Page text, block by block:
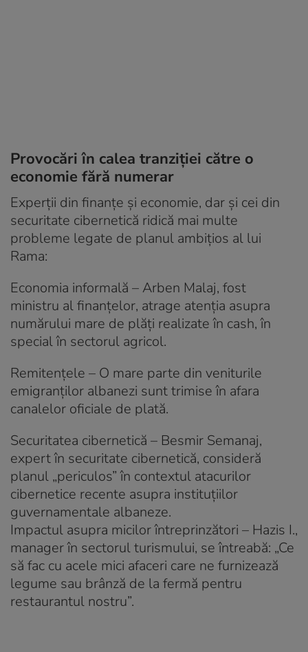
Provocări în calea tranziției către o
economie fără numerar
Experții din finanțe și economie, dar și cei din
securitate cibernetică ridică mai multe
probleme legate de planul ambițios al lui
Rama:
Economia informală – Arben Malaj, fost
ministru al finanțelor, atrage atenția asupra
numărului mare de plăți realizate în cash, în
special în sectorul agricol.
Remitențele – O mare parte din veniturile
emigranților albanezi sunt trimise în afara
canalelor oficiale de plată.
Securitatea cibernetică – Besmir Semanaj,
expert în securitate cibernetică, consideră
planul „periculos” în contextul atacurilor
cibernetice recente asupra instituțiilor
guvernamentale albaneze.
Impactul asupra micilor întreprinzători – Hazis I.,
manager în sectorul turismului, se întreabă: „Ce
să fac cu acele mici afaceri care ne furnizează
legume sau brânză de la fermă pentru
restaurantul nostru”.